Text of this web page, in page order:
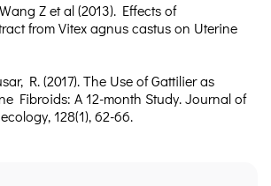
Z et al (2013). Effects of
from Vitex agnus castus on Uterine
R. (2017). The Use of Gattilier as
Fibroids: A 12-month Study. Journal of
128(1), 62-66.